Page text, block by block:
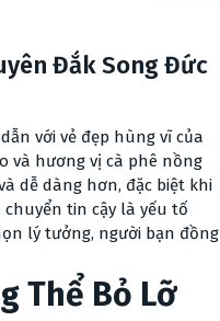
Đắk Song Đức
với vẻ đẹp hùng vĩ của
và hương vị cà phê nồng
dễ dàng hơn, đặc biệt khi
tin cậy là yếu tố
lý tưởng, người bạn đồng
Thể Bỏ Lỡ